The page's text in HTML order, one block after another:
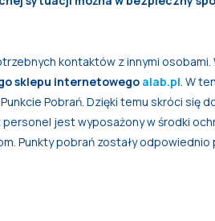
kontaktów z innymi osobami.
sklepu internetowego alab.pl. W
Pobrań. Dzięki temu skróci się
jest wyposażony w środki
Punkty pobrań zostały